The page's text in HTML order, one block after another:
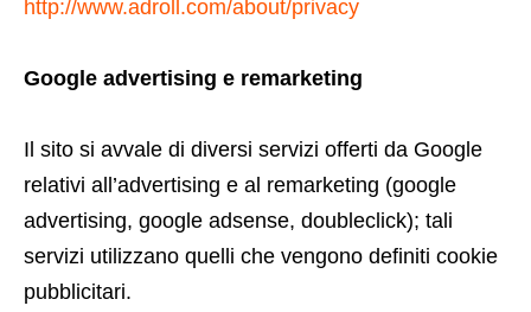
http://www.adroll.com/about/privacy
Google advertising e remarketing
Il sito si avvale di diversi servizi offerti da Google
relativi all’advertising e al remarketing (google
advertising, google adsense, doubleclick); tali
servizi utilizzano quelli che vengono definiti cookie
pubblicitari.